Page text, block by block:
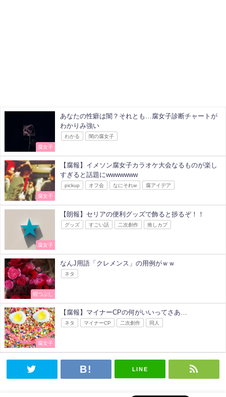
腐女子
あなたの性癖は闇？それとも…腐女子診断チャートが
わかりみ強い
わかる 闇の腐女子
腐女子
【腐報】イメソン腐女子カラオケ大会なるものが楽し
すぎると話題にwwwwwww
pickup オフ会 なにそれw 腐アイデア
腐女子
【朗報】セリアの便利グッズで飾ると捗るぞ！！
グッズ すごい話 二次創作 推しカプ
暇つぶし
なんJ用語「クレメンス」の用例がｗｗ
ネタ
腐女子
【腐報】マイナーCPの何がいいってさあ…
ネタ マイナーCP 二次創作 同人
LINE